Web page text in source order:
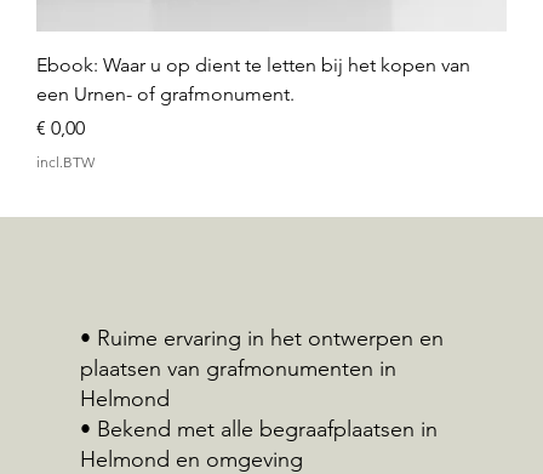
Ebook: Waar u op dient te letten bij het kopen van
een Urnen- of grafmonument.
Prijs
€ 0,00
incl.BTW
• Ruime ervaring in het ontwerpen en
plaatsen van grafmonumenten in
Helmond
• Bekend met alle begraafplaatsen in
Helmond en omgeving